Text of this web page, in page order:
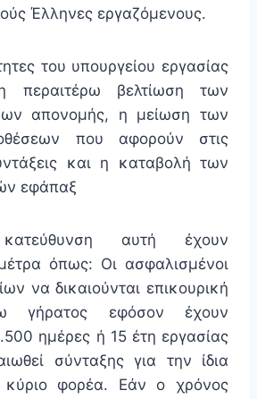
Έλληνες εργαζόμενους.
του υπουργείου εργασίας
περαιτέρω βελτίωση των
απονομής, η μείωση των
που αφορούν στις
και η καταβολή των
εφάπαξ
αυτή έχουν
μέτρα όπως: Οι ασφαλισμένοι
να δικαιούνται επικουρική
γήρατος εφόσον έχουν
ημέρες ή 15 έτη εργασίας
σύνταξης για την ίδια
κύριο φορέα. Εάν ο χρόνος